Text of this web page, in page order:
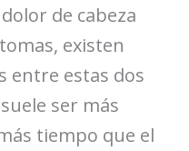
de cabeza
existen
entre estas dos
ser más
tiempo que el